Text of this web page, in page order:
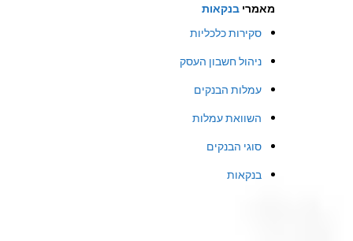
מאמרי בנקאות
סקירות כלכליות
ניהול חשבון העסק
עמלות הבנקים
השוואת עמלות
סוגי הבנקים
בנקאות